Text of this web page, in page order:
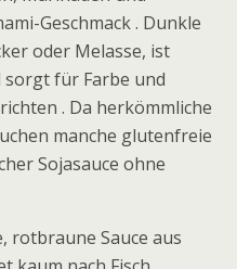
Geschmack . Dunkle
oder Melasse, ist
für Farbe und
. Da herkömmliche
manche glutenfreie
Sojasauce ohne
rotbraune Sauce aus